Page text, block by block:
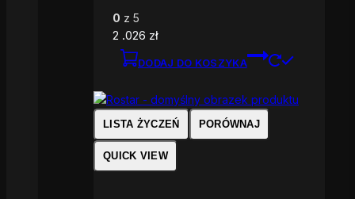
0 z 5
2 .026 zł
DODAJ DO KOSZYKA
LISTA ŻYCZEŃ PORÓWNAJ
QUICK VIEW